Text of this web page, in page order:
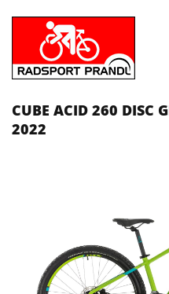
CUBE ACID 260 DISC
2022